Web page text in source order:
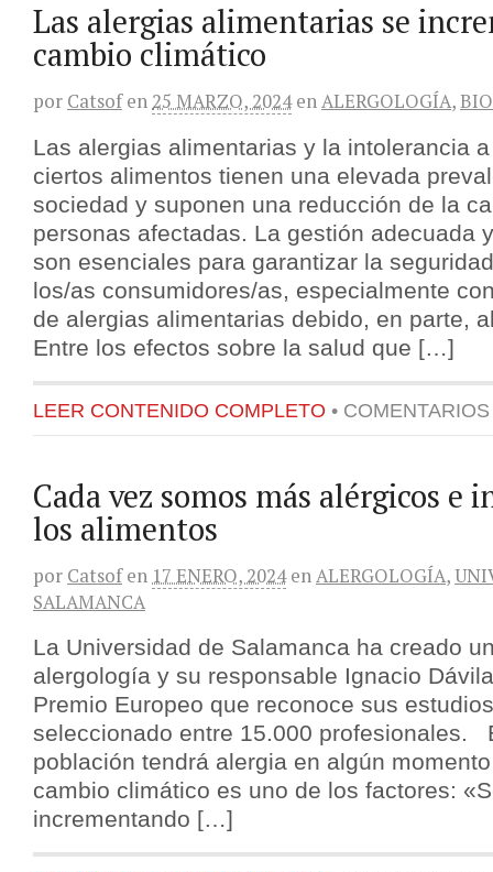
Las alergias alimentarias se
cambio climático
por Catsof en 25 MARZO, 2024 enALERGOLOGÍA,
Las alergias alimentarias y la intolerancia a
ciertos alimentos tienen una elevada
sociedad y suponen una reducción de la
personas afectadas. La gestión adecuada
son esenciales para garantizar la
los/as consumidores/as, especialmente
de alergias alimentarias debido, en parte,
Entre los efectos sobre la salud que […]
LEER CONTENIDO COMPLETO •
Cada vez somos más alérgicos e
los alimentos
por Catsof en 17 ENERO, 2024 enALERGOLOGÍA,
SALAMANCA
La Universidad de Salamanca ha creado
alergología y su responsable Ignacio
Premio Europeo que reconoce sus
seleccionado entre 15.000 profesionales.
población tendrá alergia en algún
cambio climático es uno de los factores:
incrementando […]